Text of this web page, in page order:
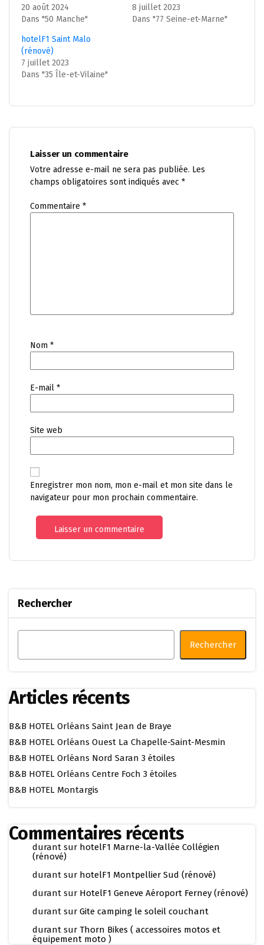
20 août 2024
Dans "50 Manche"
8 juillet 2023
Dans "77 Seine-et-Marne"
hotelF1 Saint Malo
(rénové)
7 juillet 2023
Dans "35 Île-et-Vilaine"
Laisser un commentaire
Votre adresse e-mail ne sera pas publiée. Les
champs obligatoires sont indiqués avec *
Commentaire *
Nom *
E-mail *
Site web
Enregistrer mon nom, mon e-mail et mon site dans le
navigateur pour mon prochain commentaire.
Rechercher
Rechercher
Articles récents
B&B HOTEL Orléans Saint Jean de Braye
B&B HOTEL Orléans Ouest La Chapelle-Saint-Mesmin
B&B HOTEL Orléans Nord Saran 3 étoiles
B&B HOTEL Orléans Centre Foch 3 étoiles
B&B HOTEL Montargis
Commentaires récents
durant sur hotelF1 Marne-la-Vallée Collégien
(rénové)
durant sur hotelF1 Montpellier Sud (rénové)
durant sur HotelF1 Geneve Aéroport Ferney (rénové)
durant sur Gite camping le soleil couchant
durant sur Thorn Bikes ( accessoires motos et
équipement moto )